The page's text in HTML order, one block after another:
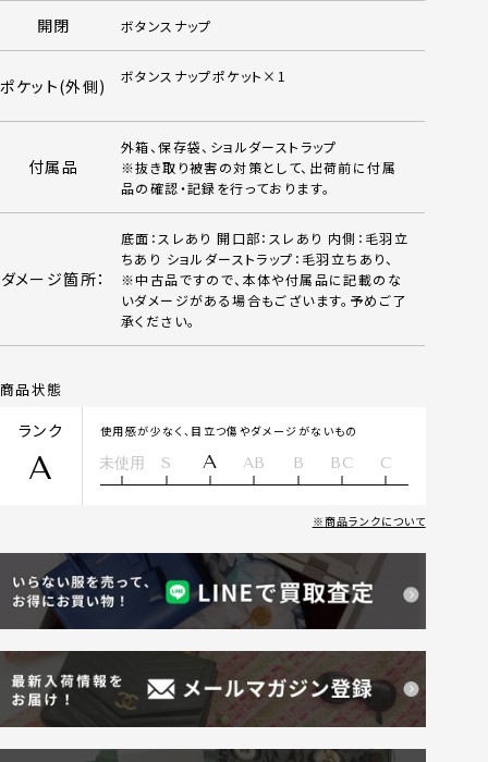
開閉 ボタンスナップ
ポケット(外側) ボタンスナップポケット×1
付属品
外箱、保存袋、ショルダーストラップ
※抜き取り被害の対策として、出荷前に付属
品の確認・記録を行っております。
ダメージ箇所：
底面：スレあり 開口部：スレあり 内側：毛羽立
ちあり ショルダーストラップ：毛羽立ちあり、
※中古品ですので、本体や付属品に記載のな
いダメージがある場合もございます。予めご了
承ください。
商品状態
ランク
A
使用感が少なく、目立つ傷やダメージがないもの
未使用 S A AB B BC C
商品ランクについて